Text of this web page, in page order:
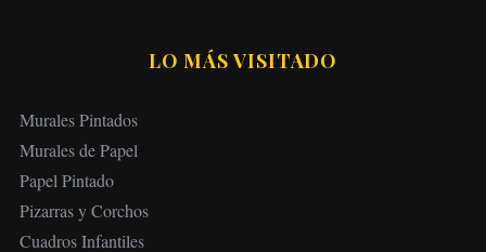
LO MÁS VISITADO
Murales Pintados
Murales de Papel
Papel Pintado
Pizarras y Corchos
Cuadros Infantiles